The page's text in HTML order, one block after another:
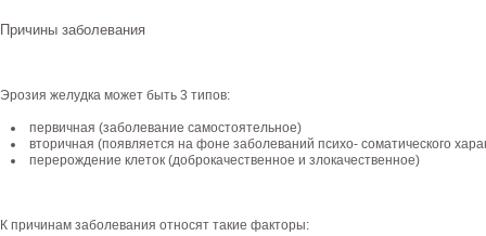
Причины заболевания
Эрозия желудка может быть 3 типов:
первичная (заболевание самостоятельное)
вторичная (появляется на фоне заболеваний психо- соматического
перерождение клеток (доброкачественное и злокачественное)
К причинам заболевания относят такие факторы: